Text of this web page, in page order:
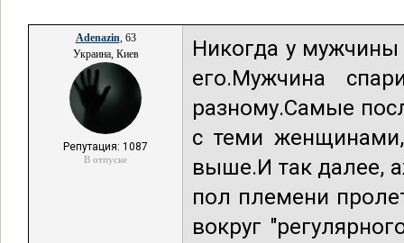
Adenazin, 63
Украина, Киев
Репутация: 1087
В отпуске
Никогда у мужчины
его.Мужчина
разному.Самые
с теми
выше.И так далее,
пол племени
вокруг